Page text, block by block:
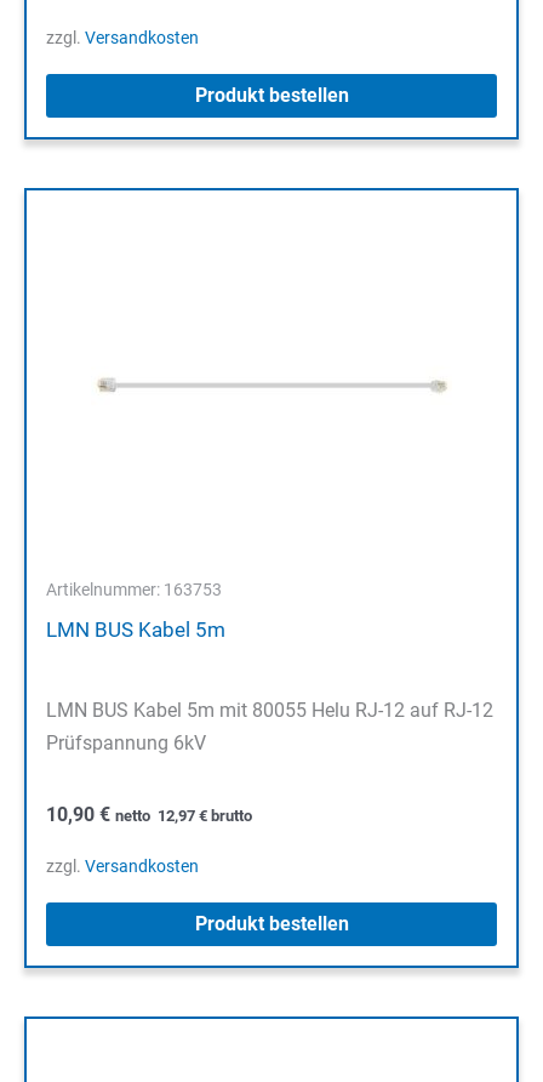
zzgl. Versandkosten
Produkt bestellen
Artikelnummer: 163753
LMN BUS Kabel 5m
LMN BUS Kabel 5m mit 80055 Helu RJ-12 auf RJ-12
Prüfspannung 6kV
10,90 € netto 12,97 € brutto
zzgl. Versandkosten
Produkt bestellen